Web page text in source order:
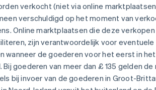
verkocht (niet via online
verschuldigd op het moment van
Online marktplaatsen die deze
zijn verantwoordelijk voor eventuele
wanneer de goederen voor het eerst in
goederen van meer dan £ 135 gelden
bij invoer van de goederen in Groot-